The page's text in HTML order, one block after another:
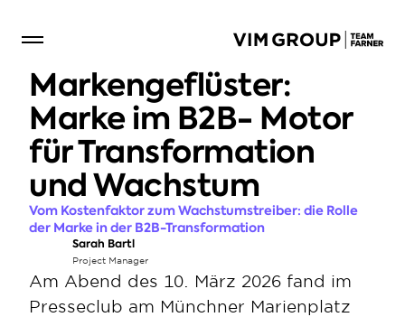
Markengeflüster:
Marke im B2B- Motor
für Transformation
und Wachstum
Vom Kostenfaktor zum Wachstumstreiber: die Rolle
der Marke in der B2B-Transformation
Sarah Bartl
Project Manager
Am Abend des 10. März 2026 fand im
Presseclub am Münchner Marienplatz